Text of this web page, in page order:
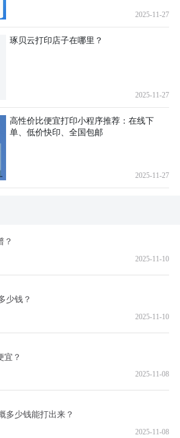
2025-11-27
琢贝云打印店子在哪里？
2025-11-27
高性价比便宜打印小程序推荐：在线下
单、低价快印、全国包邮
2025-11-27
？
2025-11-10
少钱？
2025-11-10
宜？
2025-11-08
多少钱能打出来？
2025-11-08